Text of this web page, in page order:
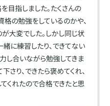
目指しました。たくさんの
の勉強をしているのかや、
大変でした。しかし同じ状
に練習したり、できてない
し合いながら勉強してきま
さり、できたら褒めてくれ、
くれたので合格できたと思